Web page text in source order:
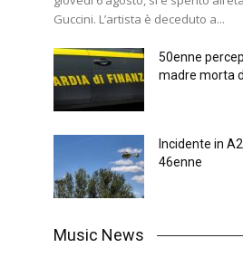
Guccini. L’artista è deceduto a...
50enne
madre morta
Incidente in
46enne
Music News